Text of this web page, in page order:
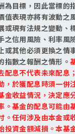
不同退休需求
不同多重資產策
種標準答案，依資
定位的多重資產基
聚焦AI成長趨勢的
因應的戰略型基金
選擇合適的配置
為目標，因此當標的
值表現亦將有波動之
或現有法規之變動、
之信用風險、利率風
或其他必須更換之情
指數之報酬之情形。
配息不代表未來配息
，於獲配息時須一併
金收益情況，決定應
。基金的配息可能由
。任何涉及由本金或
投資金額減損。本基